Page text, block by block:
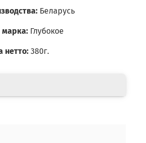
Беларусь
марка: Глубокое
нетто: 380г.